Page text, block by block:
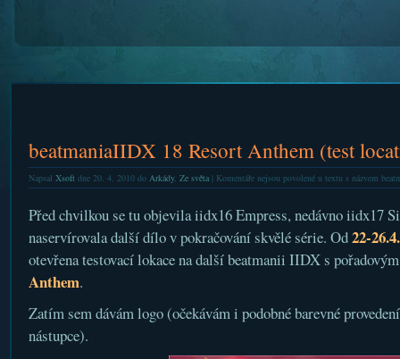
beatmaniaIIDX 18 Resort Anthem (test
Napsal Xsoftdne 20. 4. 2010 do Arkády, Ze světa| Komentáře nejsou povolenéu textu s názvem
Před chvilkou se tu objevila iidx16 Empress, nedávno iidx17
naservírovala další dílo v pokračování skvělé série. Od22-
otevřena testovací lokace na další beatmanii IIDX s
Anthem.
Zatím sem dávám logo (očekávám i podobné barevné
nástupce).